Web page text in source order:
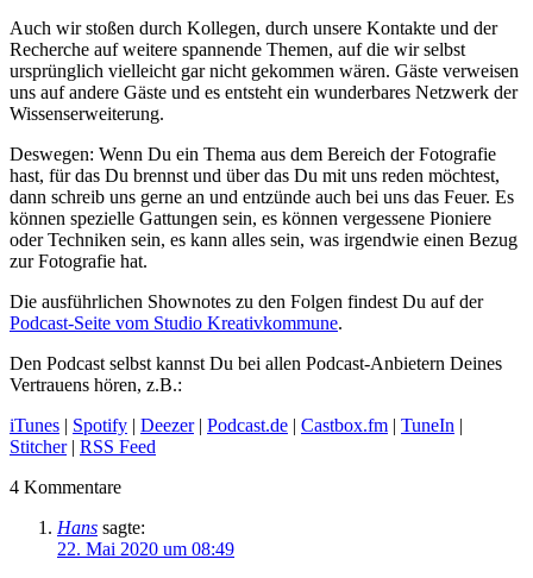
Auch wir stoßen durch Kollegen, durch unsere Kontakte und der
Recherche auf weitere spannende Themen, auf die wir selbst
ursprünglich vielleicht gar nicht gekommen wären. Gäste verweisen
uns auf andere Gäste und es entsteht ein wunderbares Netzwerk der
Wissenserweiterung.
Deswegen: Wenn Du ein Thema aus dem Bereich der Fotografie
hast, für das Du brennst und über das Du mit uns reden möchtest,
dann schreib uns gerne an und entzünde auch bei uns das Feuer. Es
können spezielle Gattungen sein, es können vergessene Pioniere
oder Techniken sein, es kann alles sein, was irgendwie einen Bezug
zur Fotografie hat.
Die ausführlichen Shownotes zu den Folgen findest Du auf der
Podcast-Seite vom Studio Kreativkommune.
Den Podcast selbst kannst Du bei allen Podcast-Anbietern Deines
Vertrauens hören, z.B.:
iTunes | Spotify | Deezer| Podcast.de | Castbox.fm | TuneIn |
Stitcher| RSS Feed
4 Kommentare
Hans sagte:
22. Mai 2020 um 08:49